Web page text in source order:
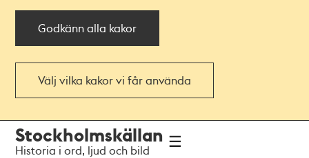
Godkänn alla kakor
Välj vilka kakor vi får använda
navigationen
huvudinnehållet
Stockholmskällan
Historia i ord, ljud och bild